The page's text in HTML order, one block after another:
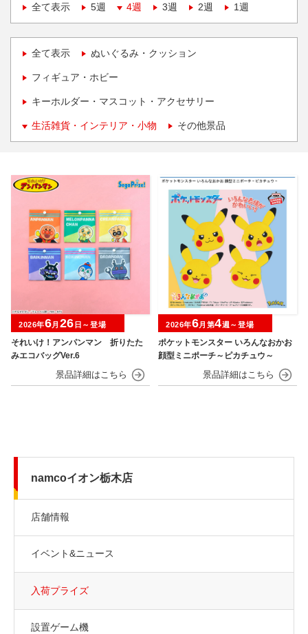
全て表示
5週 4週 3週 2週 1週
全て表示 ぬいぐるみ・クッション
フィギュア・ホビー
キーホルダー・マスコット・アクセサリー
生活雑貨・インテリア・小物 その他景品
それいけ！アンパンマン 折りたた
みエコバッグVer.6
2026年6月 26 日～登場
ポケットモンスター いろんなおかお
顔型ミニポーチ～ピカチュウ～
2026年6月第4週～登場
namcoイオン栃木店
店舗情報
イベント&ニュース
入荷プライズ
設置ゲーム機